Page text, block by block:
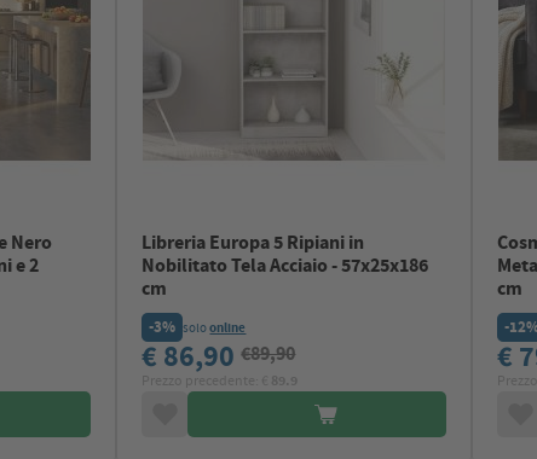
Nero
e 2
Libreria Europa 5 Ripiani in
Nobilitato Tela Acciaio - 57x25x186
cm
-3% soloonline
€ 86,90€89,90
cm
-
€